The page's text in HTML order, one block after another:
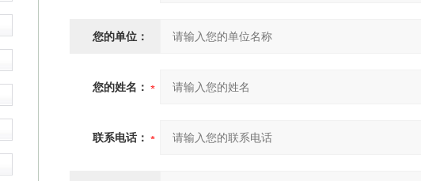
您的单位：
您的姓名：
联系电话：